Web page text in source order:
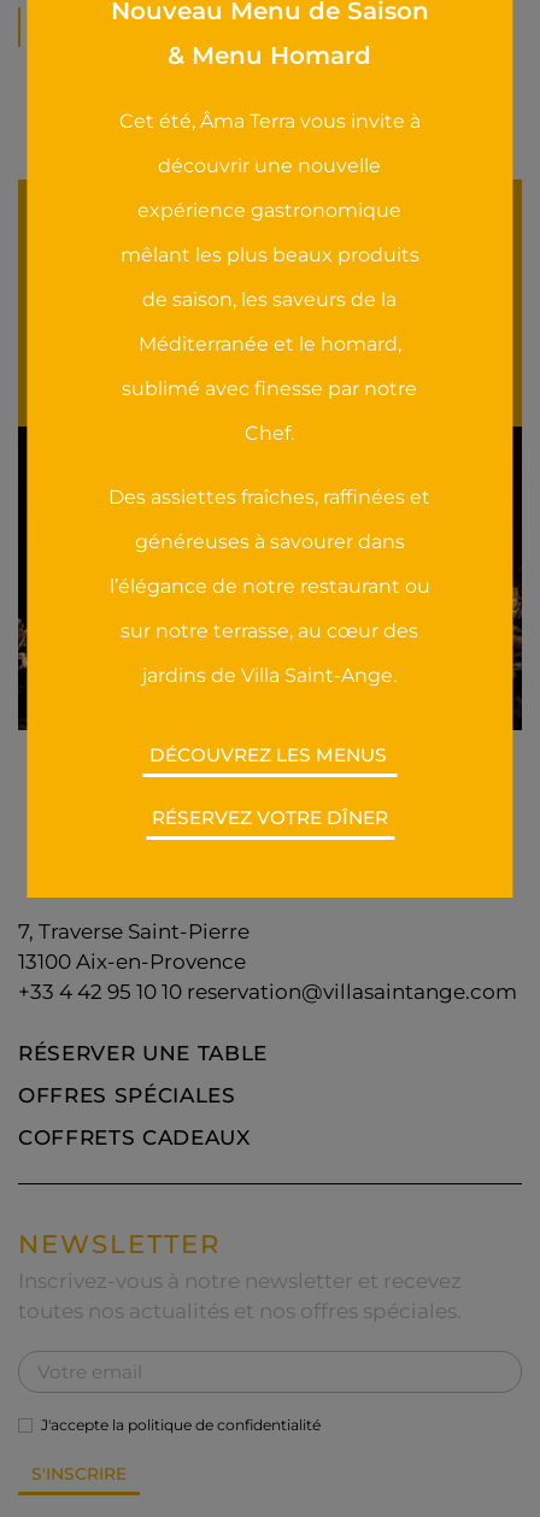
Coffrets cadeaux
FESTIVAL INTERNATIONAL D'ART LYRIQUE
D'AIX-EN-PROVENCE - ÉDITION 2023
7, Traverse Saint-Pierre
13100 Aix-en-Provence
+33 4 42 95 10 10 reservation@villasaintange.com
RÉSERVER UNE TABLE
OFFRES SPÉCIALES
COFFRETS CADEAUX
NEWSLETTER
Inscrivez-vous à notre newsletter et recevez
toutes nos actualités et nos offres spéciales.
J'accepte la politique de confidentialité
Nouveau Menu de Saison
& Menu Homard
Cet été, Âma Terra vous invite à
découvrir une nouvelle
expérience gastronomique
mêlant les plus beaux produits
de saison, les saveurs de la
Méditerranée et le homard,
sublimé avec finesse par notre
Chef.
Des assiettes fraîches, raffinées et
généreuses à savourer dans
l’élégance de notre restaurant ou
sur notre terrasse, au cœur des
jardins de Villa Saint-Ange.
DÉCOUVREZ LES MENUS
RÉSERVEZ VOTRE DÎNER